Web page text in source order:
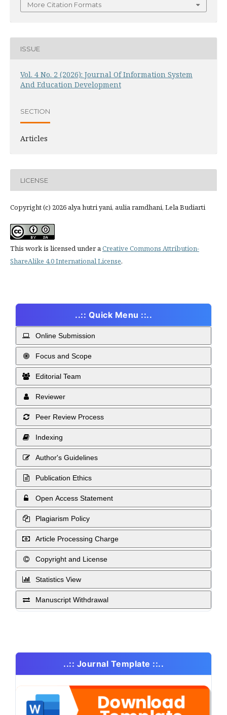
More Citation Formats
ISSUE
Vol. 4 No. 2 (2026): Journal Of Information System
And Education Development
SECTION
Articles
LICENSE
Copyright (c) 2026 alya hutri yani, aulia ramdhani, Lela Budiarti
This work is licensed under aCreative Commons Attribution-
ShareAlike 4.0 International License.
..:: Quick Menu ::..
Online Submission
Focus and Scope
Editorial Team
Reviewer
Peer Review Process
Indexing
Author's Guidelines
Publication Ethics
Open Access Statement
Plagiarism Policy
Article Processing Charge
Copyright and License
Statistics View
Manuscript Withdrawal
..:: Journal Template ::..